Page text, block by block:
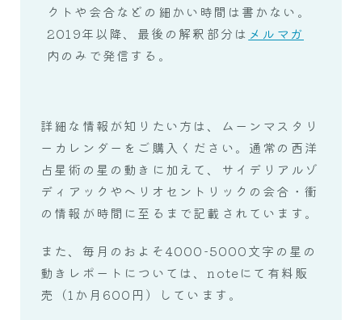
クトや会合などの細かい時間は書かない。
2019年以降、最後の解釈部分は メルマガ
内のみで発信する。
詳細な情報が知りたい方は、ムーンマスタリ
ーカレンダーをご購入ください。通常の西洋
占星術の星の動きに加えて、サイデリアルゾ
ディアックやヘリオセントリックの会合・衝
の情報が時間に至るまで記載されています。
また、毎月のおよそ4000-5000文字の星の
動きレポートについては、noteにて有料販
売（1か月600円）しています。